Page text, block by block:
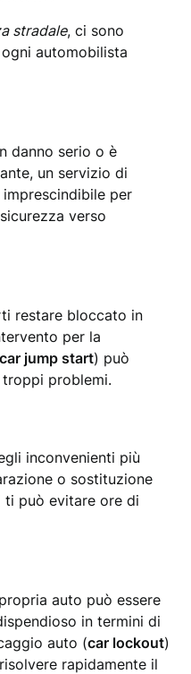
stradale, ci sono
automobilista
danno serio o è
un servizio di
per
verso
restare bloccato in
per la
car jump start) può
problemi.
inconvenienti più
o sostituzione
ti può evitare ore di
auto può essere
in termini di
auto (car lockout)
rapidamente il